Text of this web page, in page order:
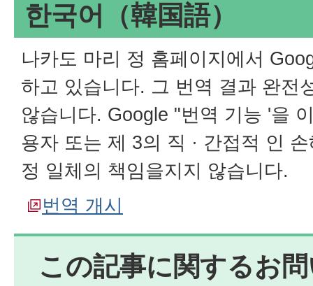
한국어 （韓国語）
나카도 마리 정 홈페이지에서
하고 있습니다. 그 번역 결과 완전
않습니다. Google "번역 기능 '을
용자 또는 제 3의 직 · 간접적 인
정 일체의 책임을지지 않습니다.
번역 개시
この記事に関するお